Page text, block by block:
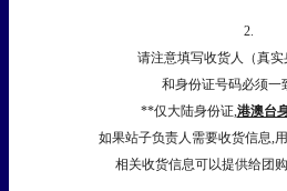
2.
请注意填写收货人（真实
和身份证号码必须一
**仅大陆身份证,港澳台
如果站子负责人需要收货信息,
相关收货信息可以提供给团